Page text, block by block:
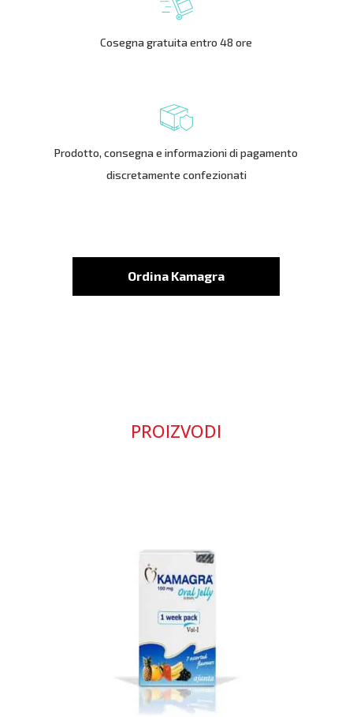
Cosegna gratuita entro 48 ore
Prodotto, consegna e informazioni di pagamento
discretamente confezionati
Ordina Kamagra
PROIZVODI